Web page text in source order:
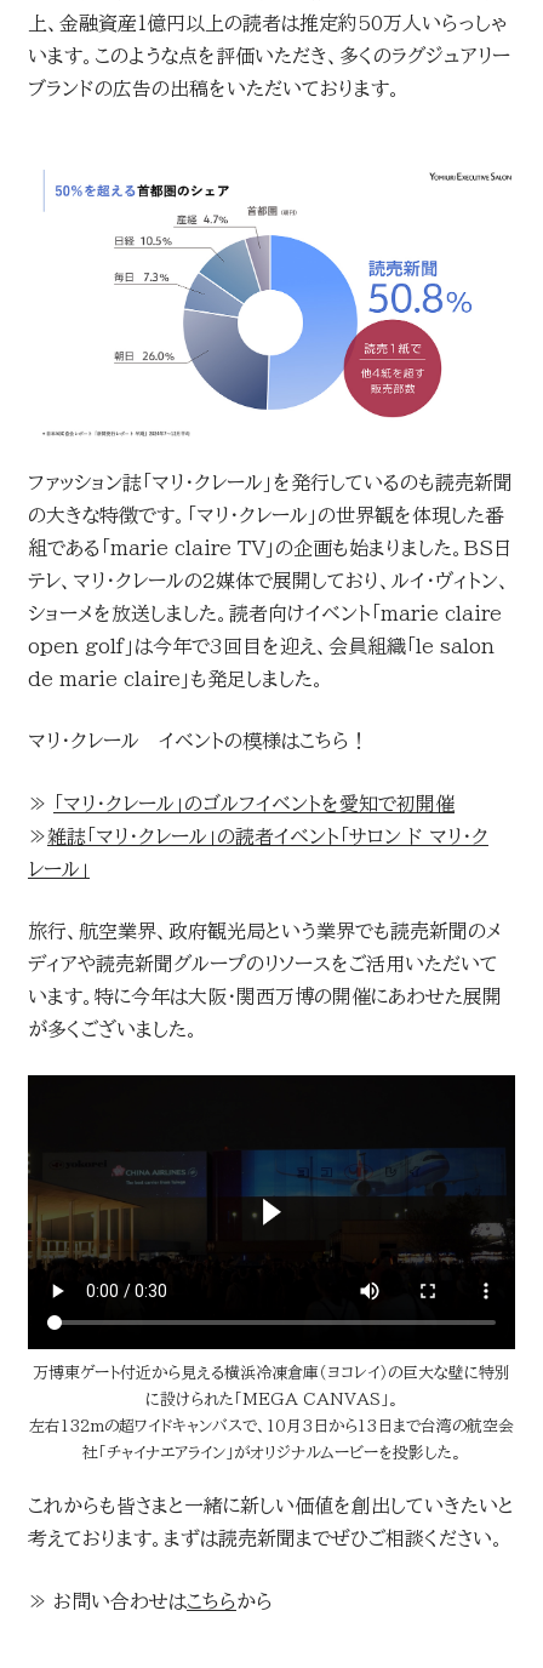
上、金融資産1億円以上の読者は推定約50万人いらっしゃ
います。このような点を評価いただき、多くのラグジュアリー
ブランドの広告の出稿をいただいております。
ファッション誌「マリ・クレール」を発行しているのも読売新聞
の大きな特徴です。「マリ・クレール」の世界観を体現した番
組である「marie claire TV」の企画も始まりました。BS日
テレ、マリ・クレールの2媒体で展開しており、ルイ・ヴィトン、
ショーメを放送しました。読者向けイベント「marie claire
open golf」は今年で3回目を迎え、会員組織「le salon
de marie claire」も発足しました。
マリ・クレール イベントの模様はこちら！
≫
「マリ・クレール」のゴルフイベントを愛知で初開催
≫雑誌「マリ・クレール」の読者イベント「サロン ド マリ・ク
レール」
旅行、航空業界、政府観光局という業界でも読売新聞のメ
ディアや読売新聞グループのリソースをご活用いただいて
います。特に今年は大阪・関西万博の開催にあわせた展開
が多くございました。
万博東ゲート付近から見える横浜冷凍倉庫（ヨコレイ）の巨大な壁に特別
に設けられた「MEGA CANVAS」。
左右132mの超ワイドキャンバスで、10月3日から13日まで台湾の航空会
社「チャイナエアライン」がオリジナルムービーを投影した。
これからも皆さまと一緒に新しい価値を創出していきたいと
考えております。まずは読売新聞までぜひご相談ください。
≫ お問い合わせはこちらから